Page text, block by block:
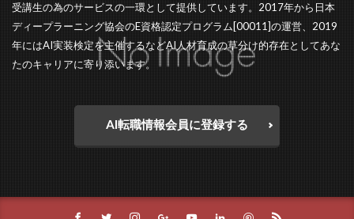
受講生の為のサービスの一環として提供しています。2017年から日本
ディープラーニング協会のE資格認定プログラム[00011]の運営、2019
年にはAI実装検定を主催するなどAI人材育成の草分け的存在としてあな
たのキャリアに寄り添います。
AI転職情報会員に登録する